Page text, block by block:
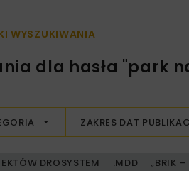
WYSZUKIWANIA
dla hasła "park
ZAKRES DAT
DROSYSTEM .MDD „BRIK